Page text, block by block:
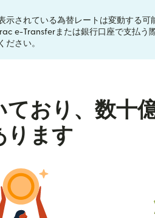
されている為替レートは変動する可
e-Transferまたは銀行口座で支払う
ドウで開きます）
ださい。
おり、数十
ります